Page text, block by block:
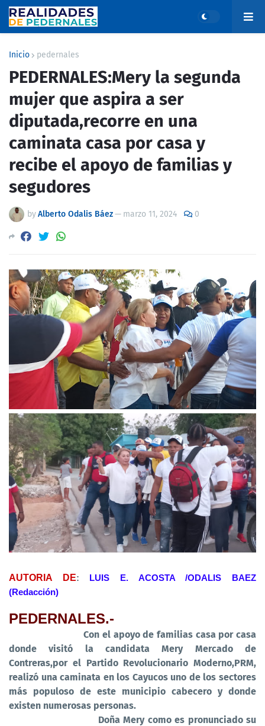
Inicio pedernales
PEDERNALES:Mery la segunda
mujer que aspira a ser
diputada,recorre en una
caminata casa por casa y
recibe el apoyo de familias y
segudores
byAlberto Odalis Báez— marzo 11, 2024 0
AUTORIA DE: LUIS E. ACOSTA /ODALIS BAEZ
(Redacción)
PEDERNALES.-
Con el apoyo de familias casa por casa
donde visitó la candidata Mery Mercado de
Contreras,por el Partido Revolucionario Moderno,PRM,
realizó una caminata en los Cayucos uno de los sectores
más populoso de este municipio cabecero y donde
existen numerosas personas.
Doña Mery como es pronunciado su